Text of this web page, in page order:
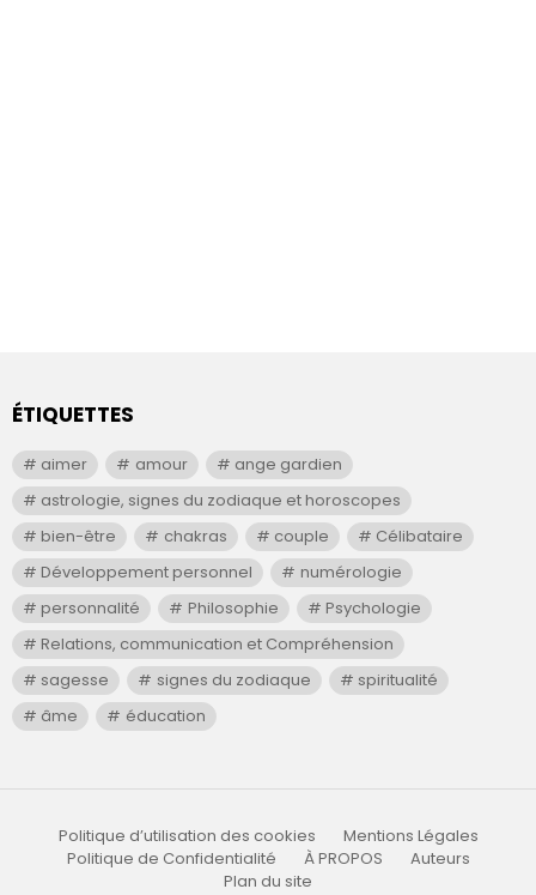
ÉTIQUETTES
aimer amour
ange gardien
astrologie, signes du zodiaque et horoscopes
bien-être
chakras couple
Célibataire
Développement personnel
numérologie
personnalité
Philosophie
Psychologie
Relations, communication et Compréhension
sagesse
signes du zodiaque
spiritualité
âme
éducation
Politique d’utilisation des cookies
Mentions Légales
Politique de Confidentialité
À PROPOS
Auteurs
Plan du site